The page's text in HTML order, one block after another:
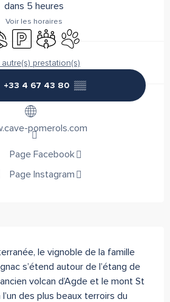
dans 5 heures
Voir les horaires
conditionné
ParkingSalle de réunion
Animaux acceptés
autre(s) prestation(s)
+33 4 67 43 80 ▒▒
pomerols.com
Page Facebook
Page Instagram
le vignoble de la famille
s’étend autour de l’étang de
volcan d’Agde et le mont St
des plus beaux terroirs du